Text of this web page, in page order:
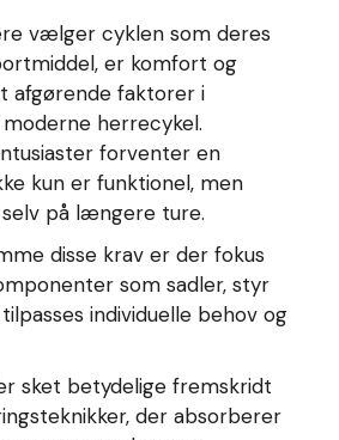
vælger cyklen som deres
er komfort og
afgørende faktorer i
herrecykel.
forventer en
kun er funktionel, men
selv på længere ture.
disse krav er der fokus
som sadler, styr
individuelle behov og
sket betydelige fremskridt
der absorberer